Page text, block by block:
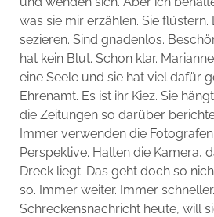
was sie mir erzählen. Sie flüstern.
sezieren. Sind gnadenlos.
hat kein Blut. Schon klar.
eine Seele und sie hat viel dafür
Ehrenamt. Es ist ihr Kiez. Sie
die Zeitungen so darüber
Immer verwenden die
Perspektive. Halten die Kamera,
Dreck liegt. Das geht doch so
so. Immer weiter. Immer
Schreckensnachricht heute, will